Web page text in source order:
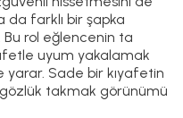
da farklı bir şapka
Bu rol eğlencenin ta
uyum yakalamak
yarar. Sade bir kıyafetin
takmak görünümü